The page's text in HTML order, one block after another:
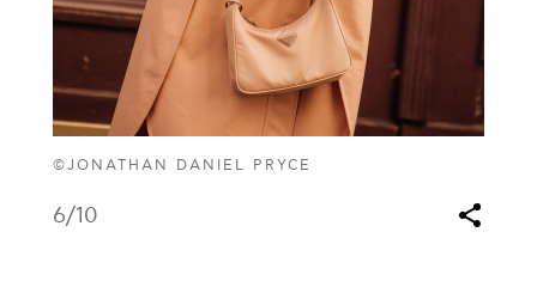
©JONATHAN DANIEL PRYCE
6/10